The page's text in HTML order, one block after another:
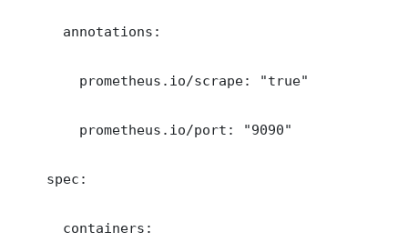
      annotations:
        prometheus.io/scrape: "true"
        prometheus.io/port: "9090"
    spec:
      containers: